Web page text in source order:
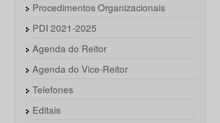
Procedimentos Organizacionais
PDI 2021-2025
Agenda do Reitor
Agenda do Vice-Reitor
Telefones
Editais